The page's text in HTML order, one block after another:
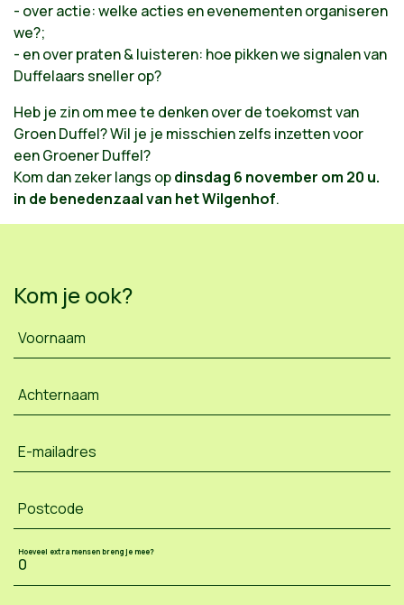
- over actie: welke acties en evenementen organiseren
we?;
- en over praten & luisteren: hoe pikken we signalen van
Duffelaars sneller op?
Heb je zin om mee te denken over de toekomst van
Groen Duffel? Wil je je misschien zelfs inzetten voor
een Groener Duffel?
Kom dan zeker langs opdinsdag 6 november om 20 u.
in de benedenzaal van het Wilgenhof.
Kom je ook?
Voornaam
Achternaam
E-mailadres
Postcode
Hoeveel extra mensen breng je mee?